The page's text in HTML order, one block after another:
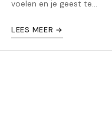
voelen en je geest te
we in op de geschiedenis
yoga, hoe het je op vele
manieren ten goed...
LEES MEER →